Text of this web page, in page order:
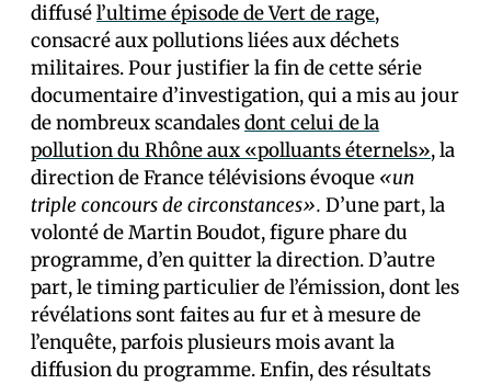
diffusél’ultime épisode de Vert de rage,
consacré aux pollutions liées aux déchets
militaires. Pour justifier la fin de cette série
documentaire d’investigation, qui a mis au jour
de nombreux scandalesdont celui de la
pollution du Rhône aux «polluants éternels», la
direction de France télévisions évoque «un
triple concours de circonstances». D’une part, la
volonté de Martin Boudot, figure phare du
programme, d’en quitter la direction. D’autre
part, le timing particulier de l’émission, dont les
révélations sont faites au fur et à mesure de
l’enquête, parfois plusieurs mois avant la
diffusion du programme. Enfin, des résultats